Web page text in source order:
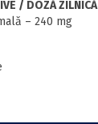
/ DOZĂ ZILNICĂ
– 240 mg